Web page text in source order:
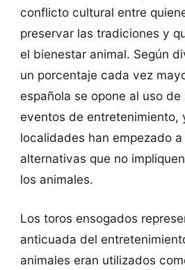
conflicto cultural entre
preservar las tradiciones y
el bienestar animal. Según
un porcentaje cada vez
española se opone al uso de
eventos de entretenimiento,
localidades han empezado
alternativas que no
los animales.
Los toros ensogados
anticuada del
animales eran utilizados